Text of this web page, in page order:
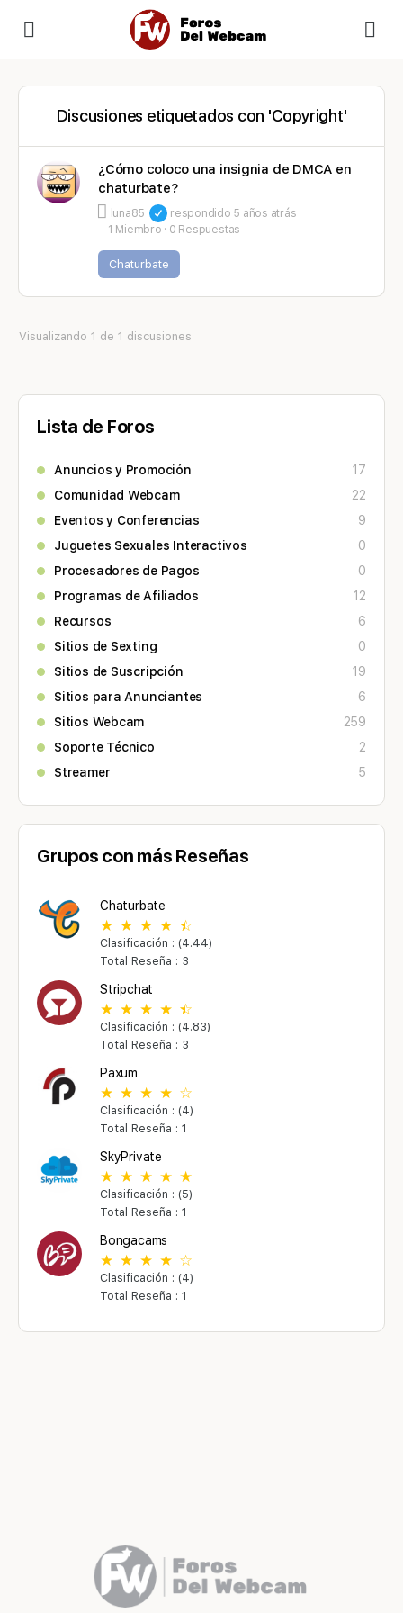
Discusiones etiquetados con 'Copyright'
¿Cómo coloco una insignia de DMCA en
chaturbate?
luna85 respondido 5 años atrás
1 Miembro · 0 Respuestas
Chaturbate
Visualizando 1 de 1 discusiones
Lista de Foros
Anuncios y Promoción
17
Comunidad Webcam
22
Eventos y Conferencias
9
Juguetes Sexuales Interactivos
0
Procesadores de Pagos
0
Programas de Afiliados
12
Recursos
6
Sitios de Sexting
0
Sitios de Suscripción
19
Sitios para Anunciantes
6
Sitios Webcam
259
Soporte Técnico
2
Streamer
5
Grupos con más Reseñas
Chaturbate
Clasificación : (4.44)
Total Reseña : 3
Stripchat
Clasificación : (4.83)
Total Reseña : 3
Paxum
Clasificación : (4)
Total Reseña : 1
SkyPrivate
Clasificación : (5)
Total Reseña : 1
Bongacams
Clasificación : (4)
Total Reseña : 1